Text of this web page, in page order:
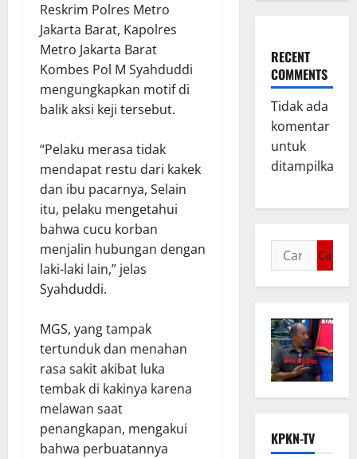
Reskrim Polres Metro
Jakarta Barat, Kapolres
Metro Jakarta Barat
Kombes Pol M Syahduddi
mengungkapkan motif di
balik aksi keji tersebut.
“Pelaku merasa tidak
mendapat restu dari kakek
dan ibu pacarnya, Selain
itu, pelaku mengetahui
bahwa cucu korban
menjalin hubungan dengan
laki-laki lain,” jelas
Syahduddi.
MGS, yang tampak
tertunduk dan menahan
rasa sakit akibat luka
tembak di kakinya karena
melawan saat
penangkapan, mengakui
bahwa perbuatannya
RECENT
COMMENTS
Tidak ada
komentar
untuk
ditampilkan.
KPKN-TV